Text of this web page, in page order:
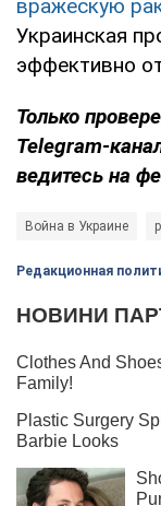
вражескую
Украинская
эффективно
Только
Telegram-
ведитесь на
Война в Украине
Редакционная